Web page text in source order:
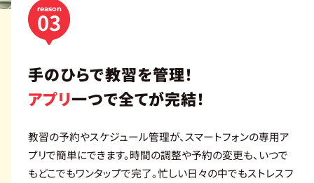
reason
03
手のひらで教習を管理！
アプリ一つで全てが完結！
教習の予約やスケジュール管理が、スマートフォンの専用ア
プリで簡単にできます。時間の調整や予約の変更も、いつで
もどこでもワンタップで完了。忙しい日々の中でもストレスフ